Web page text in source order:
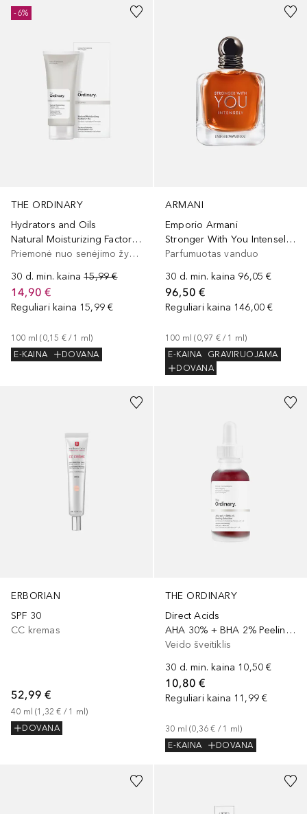
THE ORDINARY
Hydrators and Oils
Natural Moisturizing Factors + HA
Priemonė nuo senėjimo žymių
30 d. min. kaina 15,99 €
14,90 €
Reguliari kaina 15,99 €
100 ml (0,15 € / 1 ml)
E-KAINA
DOVANA
-6%
ARMANI
Emporio Armani
Stronger With You Intensely Eau de Parfum
Parfumuotas vanduo
30 d. min. kaina 96,05 €
96,50 €
Reguliari kaina 146,00 €
100 ml (0,97 € / 1 ml)
E-KAINA
GRAVIRUOJAMA
DOVANA
ERBORIAN
SPF 30
CC kremas
52,99 €
40 ml (1,32 € / 1 ml)
DOVANA
THE ORDINARY
Direct Acids
AHA 30% + BHA 2% Peeling Solution
Veido šveitiklis
30 d. min. kaina 10,50 €
10,80 €
Reguliari kaina 11,99 €
30 ml (0,36 € / 1 ml)
E-KAINA
DOVANA